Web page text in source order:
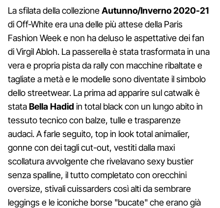
La sfilata della collezioneAutunno/Inverno 2020-21
di Off-White era una delle più attese della Paris
Fashion Week e non ha deluso le aspettative dei fan
di Virgil Abloh. La passerella è stata trasformata in una
vera e propria pista da rally con macchine ribaltate e
tagliate a metà e le modelle sono diventate il simbolo
dello streetwear. La prima ad apparire sul catwalk è
stataBella Hadid in total black con un lungo abito in
tessuto tecnico con balze, tulle e trasparenze
audaci. A farle seguito, top in look total animalier,
gonne con dei tagli cut-out, vestiti dalla maxi
scollatura avvolgente che rivelavano sexy bustier
senza spalline, il tutto completato con orecchini
oversize, stivali cuissarders così alti da sembrare
leggings e le iconiche borse "bucate" che erano già